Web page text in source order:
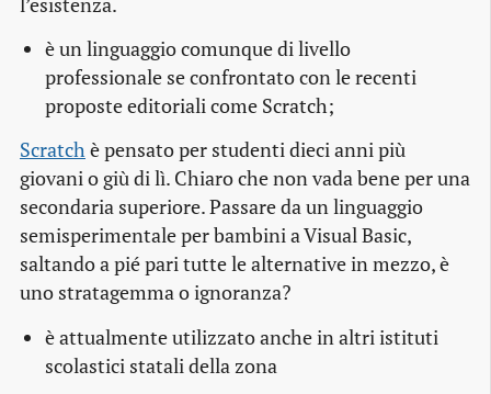
l’esistenza.
è un linguaggio comunque di livello
professionale se confrontato con le recenti
proposte editoriali come Scratch;
Scratchè pensato per studenti dieci anni più
giovani o giù di lì. Chiaro che non vada bene per una
secondaria superiore. Passare da un linguaggio
semisperimentale per bambini a Visual Basic,
saltando a pié pari tutte le alternative in mezzo, è
uno stratagemma o ignoranza?
è attualmente utilizzato anche in altri istituti
scolastici statali della zona